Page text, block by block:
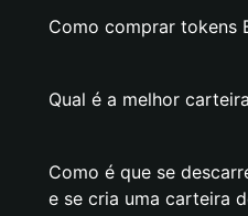
Como comprar tokens
Qual é a melhor
Como é que se
e se cria uma carteira